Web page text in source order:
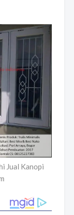
Jual Kanopi